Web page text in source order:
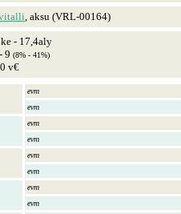
, aksu (VRL-00164)
- 17,4aly
9 (8% - 41%)
v€
evm
evm
evm
evm
evm
evm
evm
evm